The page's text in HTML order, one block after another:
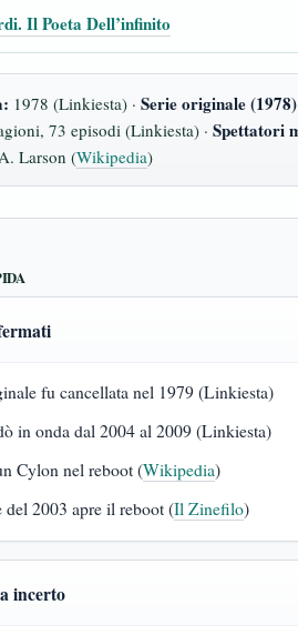
Il Poeta Dell’infinito
1978 (Linkiesta) · Serie originale
73 episodi (Linkiesta) · Spettatori
Larson (Wikipedia)
fu cancellata nel 1979 (Linkiesta)
in onda dal 2004 al 2009 (Linkiesta)
Cylon nel reboot (Wikipedia)
del 2003 apre il reboot (Il Zinefilo)
incerto